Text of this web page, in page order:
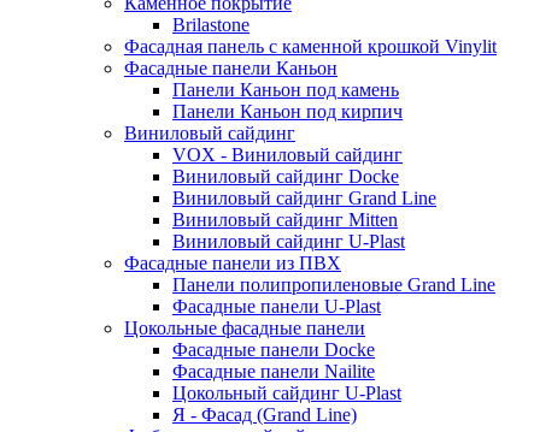
Brilastone
Фасадная панель с каменной крошкой Vinylit
Фасадные панели Каньон
Панели Каньон под камень
Панели Каньон под кирпич
Виниловый сайдинг
VOX - Виниловый сайдинг
Виниловый сайдинг Docke
Виниловый сайдинг Grand Line
Виниловый сайдинг Mitten
Виниловый сайдинг U-Plast
Фасадные панели из ПВХ
Панели полипропиленовые Grand Line
Фасадные панели U-Plast
Цокольные фасадные панели
Фасадные панели Docke
Фасадные панели Nailite
Цокольный сайдинг U-Plast
Я - Фасад (Grand Line)